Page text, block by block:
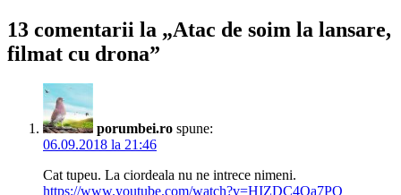
13 comentarii la „Atac de soim la lansare,
filmat cu drona”
porumbei.ro spune:
06.09.2018 la 21:46
Cat tupeu. La ciordeala nu ne intrece nimeni.
https://www.youtube.com/watch?v=HIZDC4Qa7PQ